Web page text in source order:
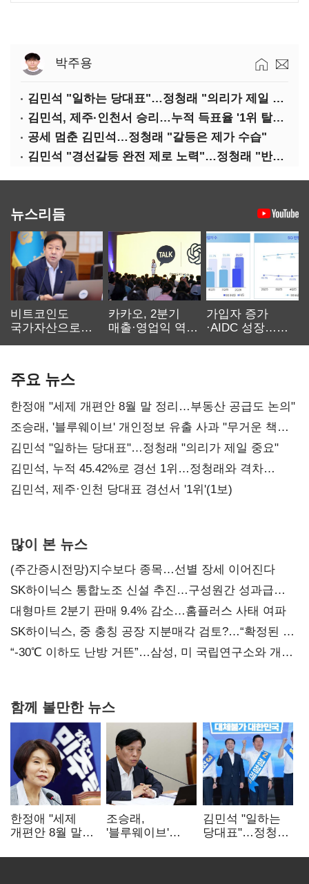
박주용
김민석 "일하는 당대표"…정청래 "의리가 제일 중요"
김민석, 제주·인천서 승리…누적 득표율 '1위 탈환'(종합)
공세 멈춘 김민석…정청래 "갈등은 제가 수습"
김민석 "경선갈등 완전 제로 노력"…정청래 "반명 공세 사과부터"
뉴스리듬
비트코인도
국가자산으로…'
카카오, 2분기
매출·영업익 역대
가입자 증가
·AIDC 성장…
주요 뉴스
한정애 "세제 개편안 8월 말 정리…부동산 공급도 논의"
조승래, '블루웨이브' 개인정보 유출 사과 "무거운 책임
통감"
김민석 "일하는 당대표"…정청래 "의리가 제일 중요"
김민석, 누적 45.42%로 경선 1위…정청래와 격차
0.86%p(2보)
김민석, 제주·인천 당대표 경선서 '1위'(1보)
많이 본 뉴스
(주간증시전망)지수보다 종목…선별 장세 이어진다
SK하이닉스 통합노조 신설 추진…구성원간 성과급
불만 확산
대형마트 2분기 판매 9.4% 감소…홈플러스 사태 여파
SK하이닉스, 중 충칭 공장 지분매각 검토?…“확정된 바
없어”
“-30℃ 이하도 난방 거뜬”…삼성, 미 국립연구소와 개발
함께 볼만한 뉴스
한정애 "세제
개편안 8월 말
공급도 논의"
조승래,
'블루웨이브'
사과 "무거운
김민석 "일하는
당대표"…정청래
중요"